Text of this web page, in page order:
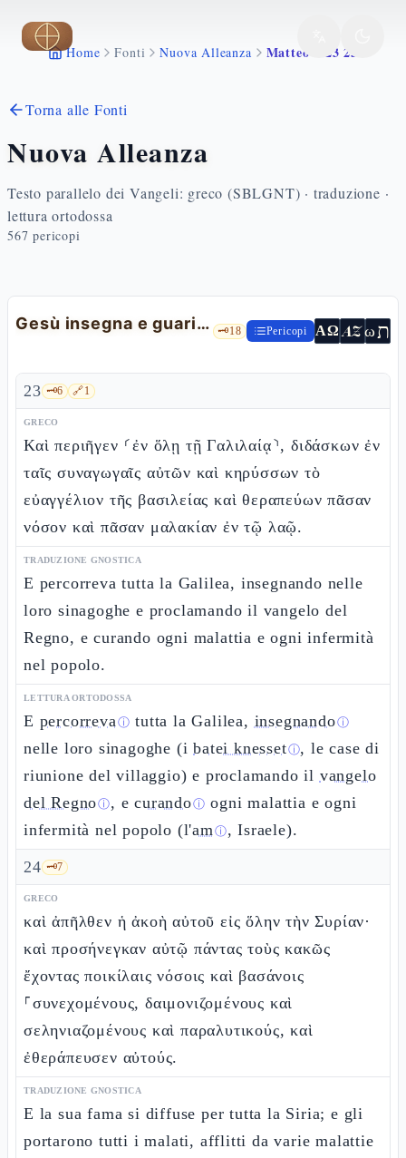
Vai al contenuto principale
Home Fonti Nuova Alleanza Matteo 4 23 25
Torna alle Fonti
Nuova Alleanza
Testo parallelo dei Vangeli: greco (SBLGNT) · traduzione ·
lettura ortodossa
567 pericopi
Gesù insegna e guarisce 🗝️18 Pericopi ΑΩ AZωת
23 🗝️6 🔗1
GRECO
Καὶ περιῆγεν ⸂ἐν ὅλῃ τῇ Γαλιλαίᾳ⸃, διδάσκων ἐν
ταῖς συναγωγαῖς αὐτῶν καὶ κηρύσσων τὸ
εὐαγγέλιον τῆς βασιλείας καὶ θεραπεύων πᾶσαν
νόσον καὶ πᾶσαν μαλακίαν ἐν τῷ λαῷ.
TRADUZIONE GNOSTICA
E percorreva tutta la Galilea, insegnando nelle
loro sinagoghe e proclamando il vangelo del
Regno, e curando ogni malattia e ogni infermità
nel popolo.
LETTURA ORTODOSSA
E percorrevaⓘ tutta la Galilea, insegnandoⓘ
nelle loro sinagoghe (ibatei knessetⓘ, le case di
riunione del villaggio) e proclamando il vangelo
del Regnoⓘ, ecurandoⓘ ogni malattia e ogni
infermità nel popolo (l'amⓘ, Israele).
24 🗝️7
GRECO
καὶ ἀπῆλθεν ἡ ἀκοὴ αὐτοῦ εἰς ὅλην τὴν Συρίαν·
καὶ προσήνεγκαν αὐτῷ πάντας τοὺς κακῶς
ἔχοντας ποικίλαις νόσοις καὶ βασάνοις
⸀συνεχομένους, δαιμονιζομένους καὶ
σεληνιαζομένους καὶ παραλυτικούς, καὶ
ἐθεράπευσεν αὐτούς.
TRADUZIONE GNOSTICA
E la sua fama si diffuse per tutta la Siria; e gli
portarono tutti i malati, afflitti da varie malattie